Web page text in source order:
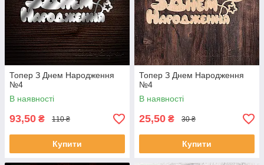
Топер З Днем Народження
№4
В наявності
93,50 ₴ 110 ₴
Купити
Топер З Днем Народження
№4
В наявності
25,50 ₴ 30 ₴
Купити